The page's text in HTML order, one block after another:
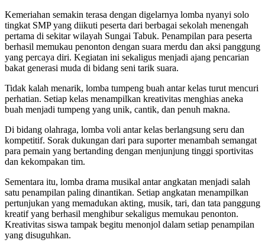
Kemeriahan semakin terasa dengan digelarnya lomba nyanyi solo
tingkat SMP yang diikuti peserta dari berbagai sekolah menengah
pertama di sekitar wilayah Sungai Tabuk. Penampilan para peserta
berhasil memukau penonton dengan suara merdu dan aksi panggung
yang percaya diri. Kegiatan ini sekaligus menjadi ajang pencarian
bakat generasi muda di bidang seni tarik suara.
Tidak kalah menarik, lomba tumpeng buah antar kelas turut mencuri
perhatian. Setiap kelas menampilkan kreativitas menghias aneka
buah menjadi tumpeng yang unik, cantik, dan penuh makna.
Di bidang olahraga, lomba voli antar kelas berlangsung seru dan
kompetitif. Sorak dukungan dari para suporter menambah semangat
para pemain yang bertanding dengan menjunjung tinggi sportivitas
dan kekompakan tim.
Sementara itu, lomba drama musikal antar angkatan menjadi salah
satu penampilan paling dinantikan. Setiap angkatan menampilkan
pertunjukan yang memadukan akting, musik, tari, dan tata panggung
kreatif yang berhasil menghibur sekaligus memukau penonton.
Kreativitas siswa tampak begitu menonjol dalam setiap penampilan
yang disuguhkan.